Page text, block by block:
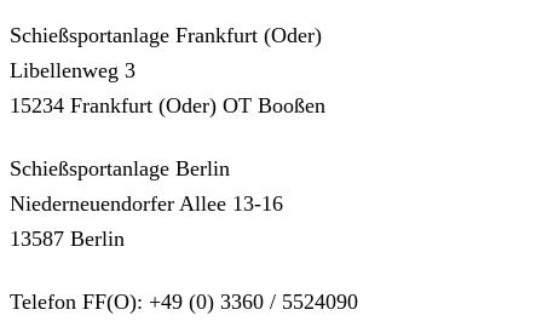
Schießsportanlage Frankfurt (Oder)
Libellenweg 3
15234 Frankfurt (Oder) OT Booßen
Schießsportanlage Berlin
Niederneuendorfer Allee 13-16
13587 Berlin
Telefon FF(O): +49 (0) 3360 / 5524090